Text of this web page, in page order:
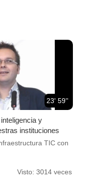
23' 59''
y
instituciones
TIC con
Visto: 3014 veces